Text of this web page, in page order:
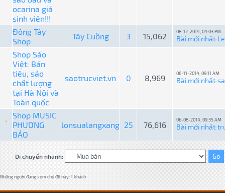
ocarina giá
sinh viên!!!
Đông Tây
Shop
Tây Cuồng 3 15,062 08-12-2014, 04:03 PM
Bài mới nhất:
Shop Sáo
Việt: Bán
tiêu, sáo
chất lượng
tại Hà Nội và
Toàn quốc
saotrucviet.vn 0 8,969 06-11-2014, 09:11 AM
Bài mới nhất:
Shop MUSIC
PHƯƠNG
BẢO
lonsualangxang 25 76,616
06-08-2014, 09:35 AM
Bài mới nhất:
Di chuyển nhanh:
Những người đang xem chủ đề này: 1 khách